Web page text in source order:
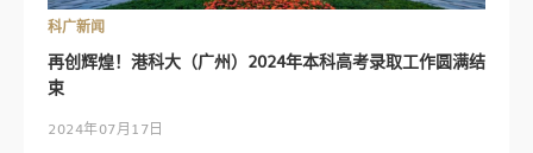
科广新闻
再创辉煌！港科大（广州）2024年本科高考录取工作圆满结
束
2024年07月17日